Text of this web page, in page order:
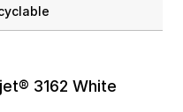
3162 White